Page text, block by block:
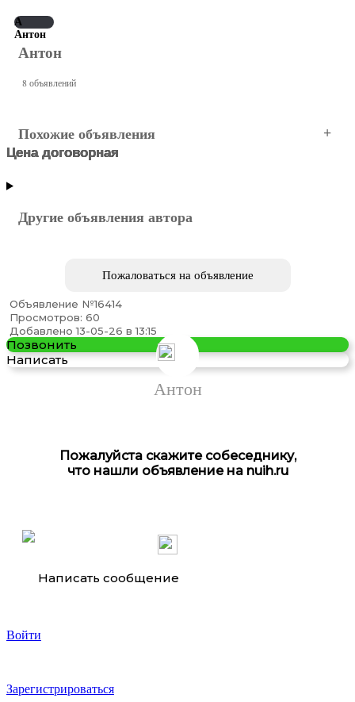
А
Антон
Антон
8 объявлений
Похожие объявления
Цена договорная
Цена договорная
Цена договорная
Цена договорная
Цена договорная
Цена договорная
Другие объявления автора
Пожаловаться на объявление
Объявление №16414
Просмотров: 60
Добавлено 13-05-26 в 13:15
Позвонить
Написать
Антон
Пожалуйста скажите собеседнику,
что нашли объявление на nuih.ru
Написать сообщение
Войти
Зарегистрироваться